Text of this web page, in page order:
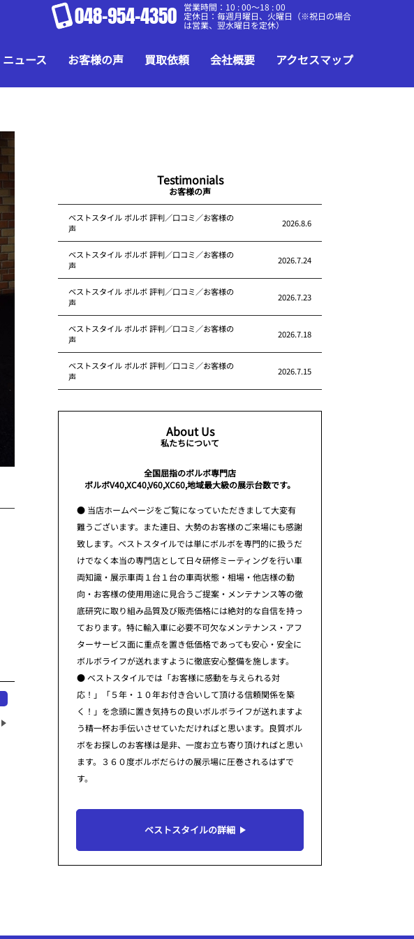
048-954-4350 営業時間：10 : 00～18 : 00
定休日：毎週月曜日、火曜日（※祝日の場合
は営業、翌水曜日を定休）
ニュース お客様の声 買取依頼 会社概要 アクセスマップ
Testimonials
お客様の声
ベストスタイル ボルボ 評判／口コミ／お客様の
声
2026.8.6
ベストスタイル ボルボ 評判／口コミ／お客様の
声
2026.7.24
ベストスタイル ボルボ 評判／口コミ／お客様の
声
2026.7.23
ベストスタイル ボルボ 評判／口コミ／お客様の
声
2026.7.18
ベストスタイル ボルボ 評判／口コミ／お客様の
声
2026.7.15
About Us
私たちについて
全国屈指のボルボ専門店
ボルボV40,XC40,V60,XC60,地域最大級の展示台数です。
● 当店ホームページをご覧になっていただきまして大変有
難うございます。また連日、大勢のお客様のご来場にも感謝
致します。ベストスタイルでは単にボルボを専門的に扱うだ
けでなく本当の専門店として日々研修ミーティングを行い車
両知識・展示車両１台１台の車両状態・相場・他店様の動
向・お客様の使用用途に見合うご提案・メンテナンス等の徹
底研究に取り組み品質及び販売価格には絶対的な自信を持っ
ております。特に輸入車に必要不可欠なメンテナンス・アフ
ターサービス面に重点を置き低価格であっても安心・安全に
ボルボライフが送れますように徹底安心整備を施します。
● ベストスタイルでは「お客様に感動を与えられる対
応！」「５年・１０年お付き合いして頂ける信頼関係を築
く！」を念頭に置き気持ちの良いボルボライフが送れますよ
う精一杯お手伝いさせていただければと思います。良質ボル
ボをお探しのお客様は是非、一度お立ち寄り頂ければと思い
ます。３６０度ボルボだらけの展示場に圧巻されるはずで
す。
ベストスタイルの詳細